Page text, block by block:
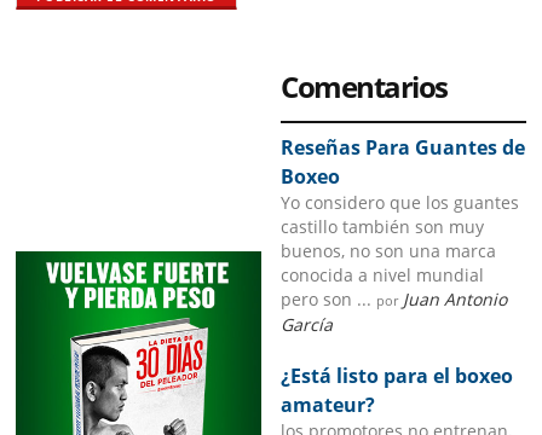
Comentarios
Reseñas Para Guantes de
Boxeo
Yo considero que los guantes
castillo también son muy
buenos, no son una marca
conocida a nivel mundial
pero son ... por Juan Antonio
García
¿Está listo para el boxeo
amateur?